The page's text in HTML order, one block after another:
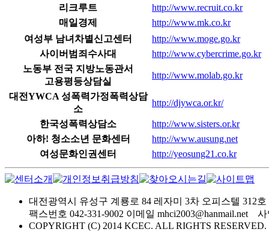
리크루트
http://www.recruit.co.kr
매일경제
http://www.mk.co.kr
여성부 남녀차별신고센터
http://www.moge.go.kr
사이버범죄수사대
http://www.cybercrime.go.kr
노동부 전국 지방노동관서
고용평등상담실
http://www.molab.go.kr
대전YWCA 성폭력가정폭력상담
소
http://djywca.or.kr/
한국성폭력상담소
http://www.sisters.or.kr
아하! 청소소년 문화센터
http://www.ausung.net
여성문화인권센터
http://yeosung21.co.kr
대전광역시 유성구 계룡로 84 레자미 3차 오피스텔
팩스번호 042-331-9002 이메일 mhci2003@hanmail.net
COPYRIGHT (C) 2014 KCEC. ALL RIGHTS RESERVED.